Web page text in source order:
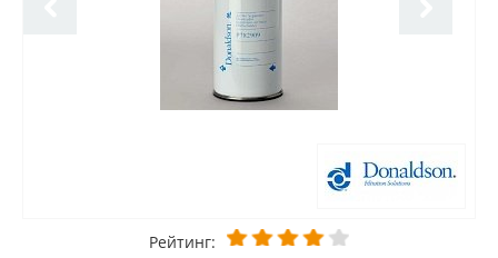
Рейтинг: